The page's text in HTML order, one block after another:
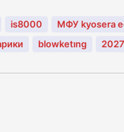
is8000 МФУ kyosera
blowketıng 2027